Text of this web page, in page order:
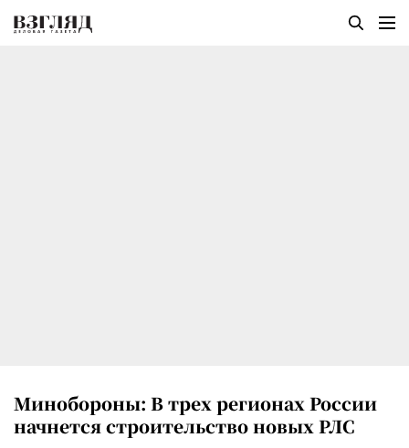
Минобороны: В трех регионах России
начнется строительство новых РЛС